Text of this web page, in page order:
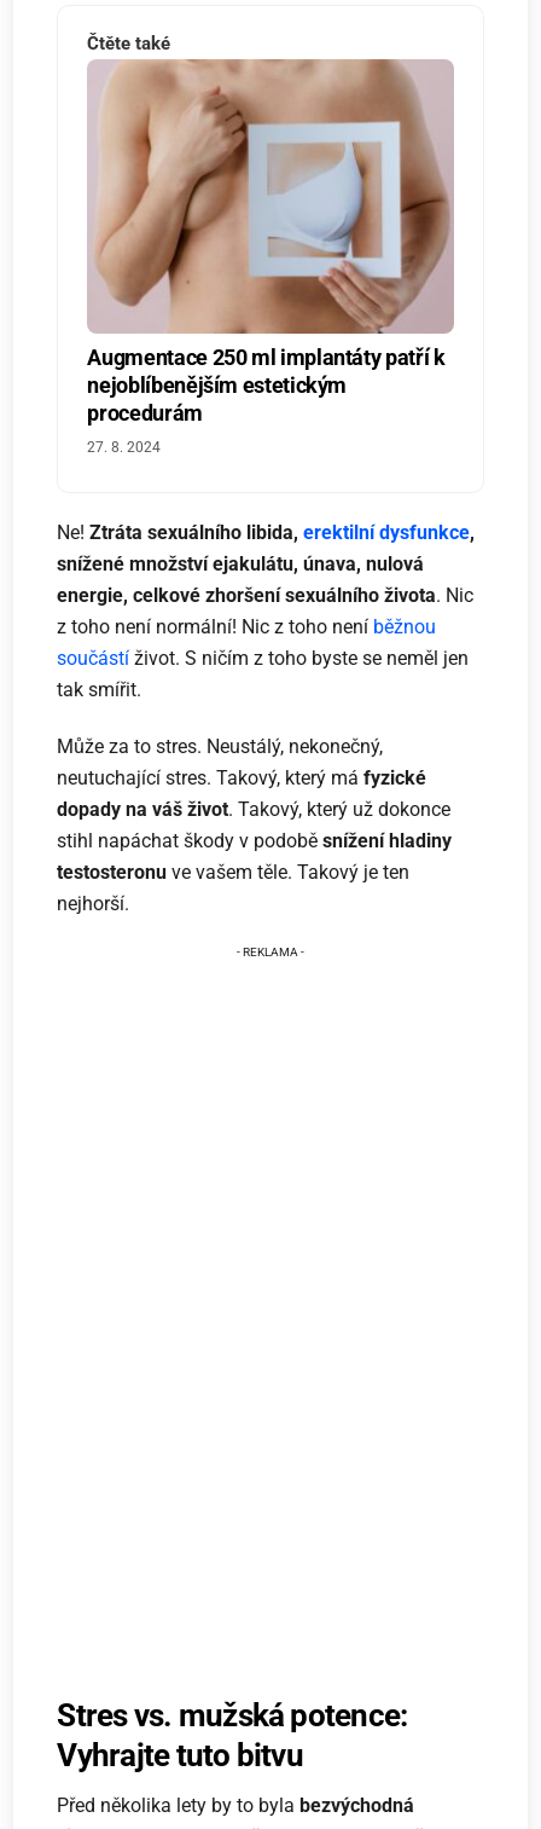
Čtěte také
Augmentace 250 ml implantáty patří k
nejoblíbenějším estetickým
procedurám
27. 8. 2024
Ne!Ztráta sexuálního libida,erektilní dysfunkce,
snížené množství ejakulátu, únava, nulová
energie, celkové zhoršení sexuálního života. Nic
z toho není normální! Nic z toho není běžnou
součástí život. S ničím z toho byste se neměl jen
tak smířit.
Může za to stres. Neustálý, nekonečný,
neutuchající stres. Takový, který máfyzické
dopady na váš život. Takový, který už dokonce
stihl napáchat škody v podoběsnížení hladiny
testosteronu ve vašem těle. Takový je ten
nejhorší.
Stres vs. mužská potence:
Vyhrajte tuto bitvu
Před několika lety by to byla bezvýchodná